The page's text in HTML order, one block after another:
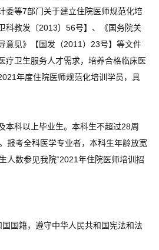
委等7部门关于建立住院医师规范化培
科教发〔2013〕56号】、《国务院关
意见》【国发（2011）23号】等文件
疗卫生服务人才需求，培养合格临床医
年度住院医师规范化培训学员，具
本科以上毕业生。本科生不超过28周
报考全科医学专业者，本科生年龄放宽
人数参见我院“2021年住院医师培训招
国籍，遵守中华人民共和国宪法和法